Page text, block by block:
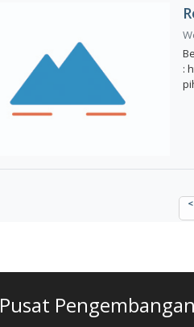
:
Pusat